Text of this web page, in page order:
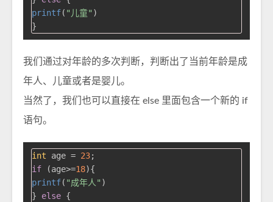
printf( "儿童" )
我们通过对年龄的多次判断，判断出了当前年龄是成
年人、儿童或者是婴儿。
当然了，我们也可以直接在 else 里面包含一个新的 if
语句。
int age = 23
if (age>=18
printf( "成年人" )
} else